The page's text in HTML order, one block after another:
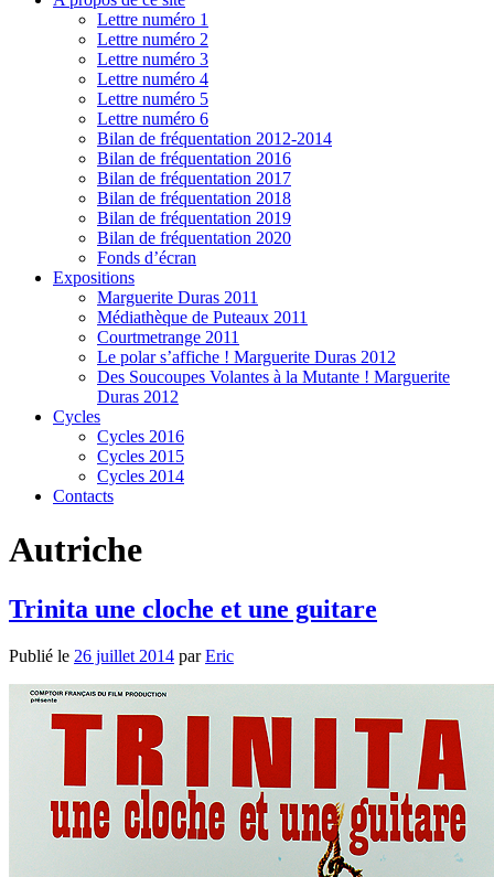
Lettre numéro 1
Lettre numéro 2
Lettre numéro 3
Lettre numéro 4
Lettre numéro 5
Lettre numéro 6
Bilan de fréquentation 2012-2014
Bilan de fréquentation 2016
Bilan de fréquentation 2017
Bilan de fréquentation 2018
Bilan de fréquentation 2019
Bilan de fréquentation 2020
Fonds d’écran
Expositions
Marguerite Duras 2011
Médiathèque de Puteaux 2011
Courtmetrange 2011
Le polar s’affiche ! Marguerite Duras 2012
Des Soucoupes Volantes à la Mutante ! Marguerite
Duras 2012
Cycles
Cycles 2016
Cycles 2015
Cycles 2014
Contacts
Autriche
Trinita une cloche et une guitare
Publié le 26 juillet 2014 parEric